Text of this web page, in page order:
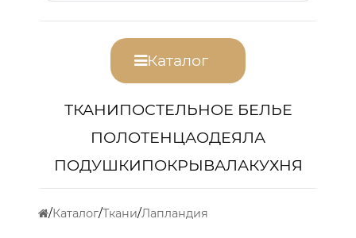
Каталог
ТКАНИПОСТЕЛЬНОЕ БЕЛЬЕ
ПОЛОТЕНЦАОДЕЯЛА
ПОДУШКИПОКРЫВАЛАКУХНЯ
Каталог Ткани Лапландия